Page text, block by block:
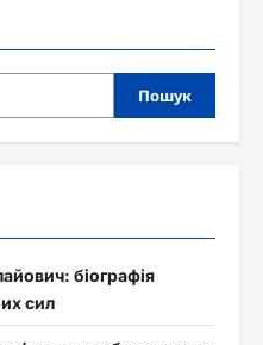
Пошук
біографія
сил